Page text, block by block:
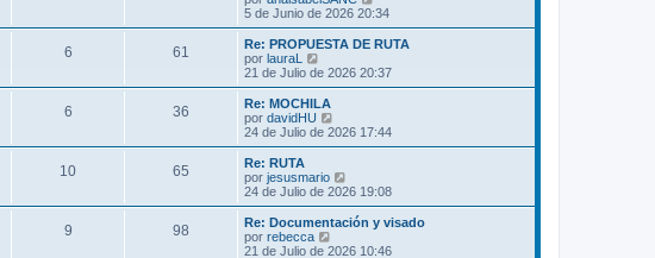
a
j
e
m
e
s
a
j
e
t
m
o
m
e
s
a
j
e
e
r
ú
t
m
e
j
e
5 de Junio de 2026 20:34
6 61
Re: PROPUESTA DE RUTA
por lauraL
e
r
ú
l
t
o
m
e
s
a
21 de Julio de 2026 20:37
6 36
Re: MOCHILA
por davidHU
e
r
l
t
o
m
24 de Julio de 2026 17:44
10 65
Re: RUTA
por jesusmario
e
r
ú
t
24 de Julio de 2026 19:08
9 98
Re: Documentación y visado
por rebecca
e
21 de Julio de 2026 10:46